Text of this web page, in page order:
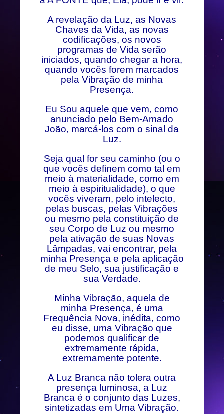
A revelação da Luz, as Novas
Chaves da Vida, as novas
codificações, os novos
programas de Vida serão
iniciados, quando chegar a hora,
quando vocês forem marcados
pela Vibração de minha
Presença.
Eu Sou aquele que vem, como
anunciado pelo Bem-Amado
João, marcá-los com o sinal da
Luz.
Seja qual for seu caminho (ou o
que vocês definem como tal em
meio à materialidade, como em
meio à espiritualidade), o que
vocês viveram, pelo intelecto,
pelas buscas, pelas Vibrações
ou mesmo pela constituição de
seu Corpo de Luz ou mesmo
pela ativação de suas Novas
Lâmpadas, vai encontrar, pela
minha Presença e pela aplicação
de meu Selo, sua justificação e
sua Verdade.
Minha Vibração, aquela de
minha Presença, é uma
Frequência Nova, inédita, como
eu disse, uma Vibração que
podemos qualificar de
extremamente rápida,
extremamente potente.
A Luz Branca não tolera outra
presença luminosa, a Luz
Branca é o conjunto das Luzes,
sintetizadas em Uma Vibração.